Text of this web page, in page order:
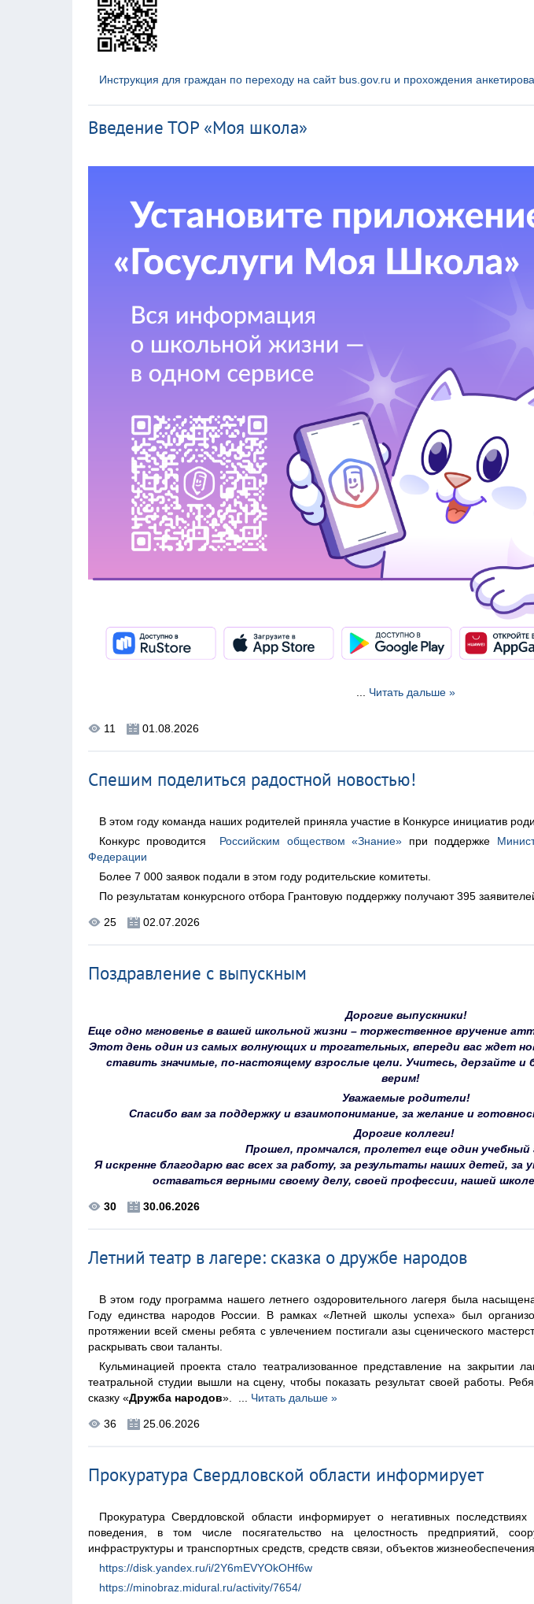
Инструкция для граждан по переходу на сайт bus.gov.ru и прохождения
Введение ТОР «Моя школа»
... Читать дальше »
11 01.08.2026
Спешим поделиться радостной новостью!
В этом году команда наших родителей приняла участие в Конкурсе инициатив
Конкурс проводится
Российским обществом «Знание» при поддержке
Федерации
Более 7 000 заявок подали в этом году родительские комитеты.
По результатам конкурсного отбора Грантовую поддержку получают 395
25 02.07.2026
Поздравление с выпускным
Дорогие выпускники!
Еще одно мгновенье в вашей школьной жизни – торжественное вручение
Этот день один из самых волнующих и трогательных, впереди вас ждет
ставить значимые, по-настоящему взрослые цели. Учитесь, дерзайте и
верим!
Уважаемые родители!
Спасибо вам за поддержку и взаимопонимание, за желание и
Дорогие коллеги!
Прошел, промчался, пролетел еще один учебный
Я искренне благодарю вас всех за работу, за результаты наших детей, за
оставаться верными своему делу, своей профессии, нашей
30 30.06.2026
Летний театр в лагере: сказка о дружбе народов
В этом году программа нашего летнего оздоровительного лагеря была
Году единства народов России. В рамках «Летней школы успеха» был
протяжении всей смены ребята с увлечением постигали азы сценического
раскрывать свои таланты.
Кульминацией проекта стало театрализованное представление на закрытии
театральной студии вышли на сцену, чтобы показать результат своей работы.
сказку «Дружба народов». ... Читать дальше »
36 25.06.2026
Прокуратура Свердловской области информирует
Прокуратура Свердловской области информирует о негативных
поведения, в том числе посягательство на целостность предприятий,
инфраструктуры и транспортных средств, средств связи, объектов
https://disk.yandex.ru/i/2Y6mEVYOkOHf6w
https://minobraz.midural.ru/activity/7654/